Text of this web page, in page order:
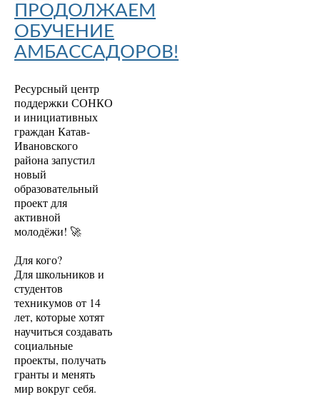
ПРОДОЛЖАЕМ
ОБУЧЕНИЕ
АМБАССАДОРОВ!
Ресурсный центр
поддержки СОНКО
и инициативных
граждан Катав-
Ивановского
района запустил
новый
образовательный
проект для
активной
молодёжи! 🚀
Для кого?
Для школьников и
студентов
техникумов от 14
лет, которые хотят
научиться создавать
социальные
проекты, получать
гранты и менять
мир вокруг себя.